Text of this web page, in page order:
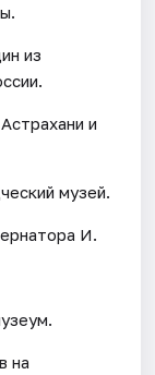
из
и
музей.
И.
на